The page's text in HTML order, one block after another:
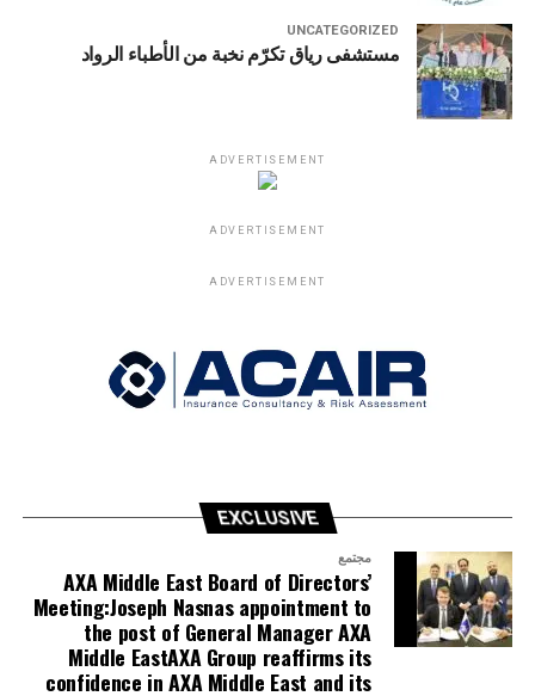
UNCATEGORIZED
مستشفى رياق تكرّم نخبة من الأطباء الرواد
ADVERTISEMENT
ADVERTISEMENT
ADVERTISEMENT
EXCLUSIVE
مجتمع
AXA Middle East Board of Directors’
Meeting:Joseph Nasnas appointment to
the post of General Manager AXA
Middle EastAXA Group reaffirms its
confidence in AXA Middle East and its